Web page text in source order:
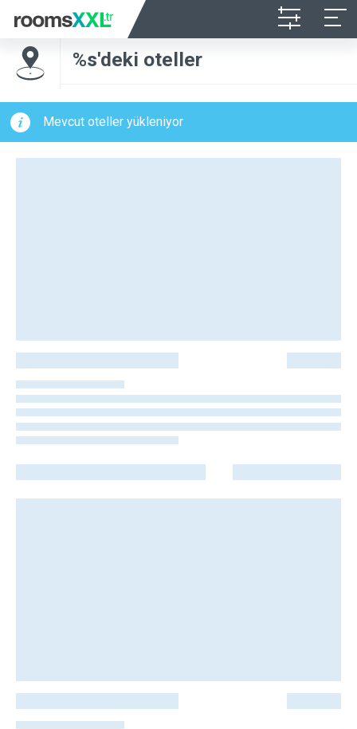
%s'deki oteller
Mevcut oteller yükleniyor